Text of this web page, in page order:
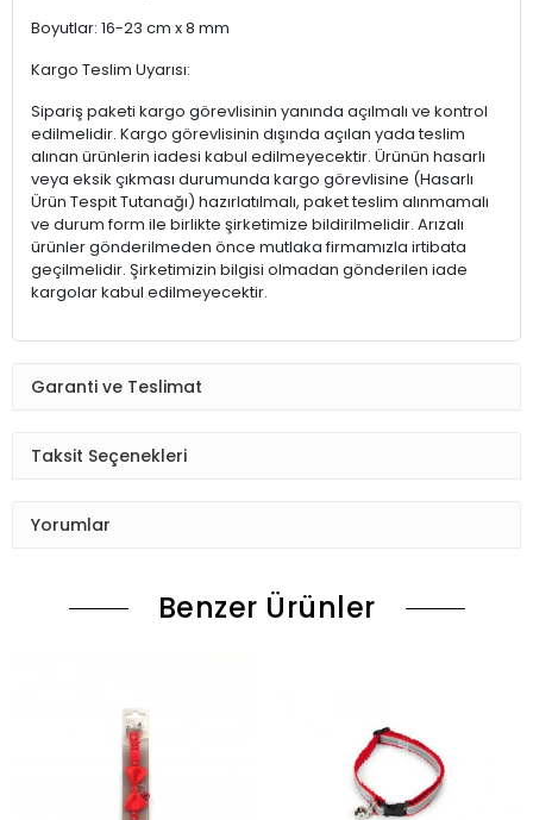
Boyutlar: 16-23 cm x 8 mm
Kargo Teslim Uyarısı:
Sipariş paketi kargo görevlisinin yanında açılmalı ve kontrol
edilmelidir. Kargo görevlisinin dışında açılan yada teslim
alınan ürünlerin iadesi kabul edilmeyecektir. Ürünün hasarlı
veya eksik çıkması durumunda kargo görevlisine (Hasarlı
Ürün Tespit Tutanağı) hazırlatılmalı, paket teslim alınmamalı
ve durum form ile birlikte şirketimize bildirilmelidir. Arızalı
ürünler gönderilmeden önce mutlaka firmamızla irtibata
geçilmelidir. Şirketimizin bilgisi olmadan gönderilen iade
kargolar kabul edilmeyecektir.
Garanti ve Teslimat
Taksit Seçenekleri
Yorumlar
Benzer Ürünler